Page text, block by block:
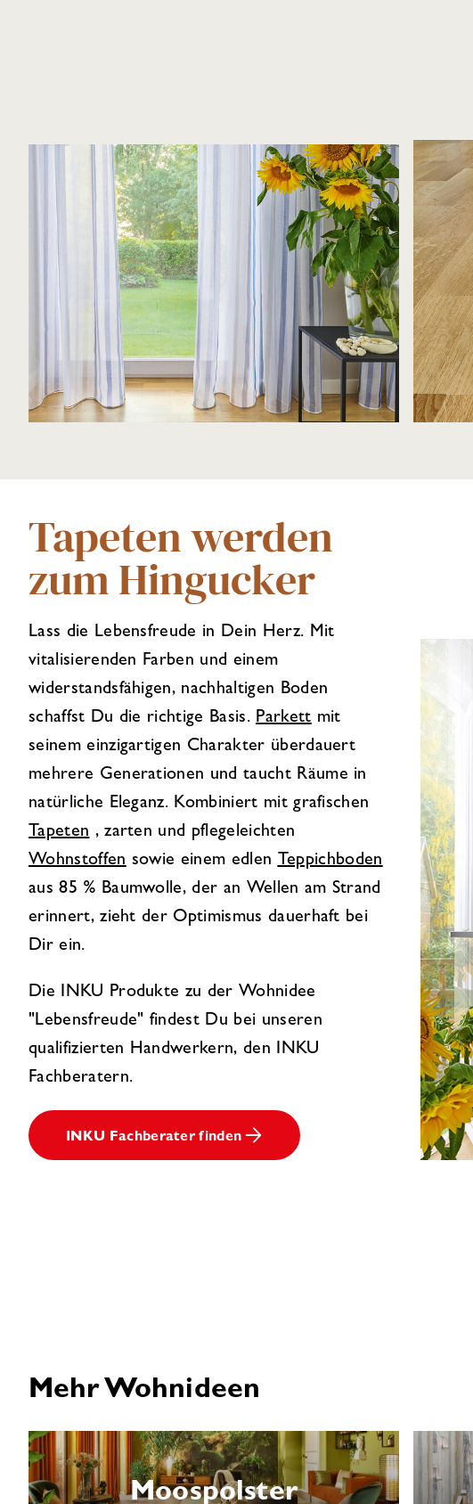
Tapeten werden
zum Hingucker
Lass die Lebensfreude in Dein Herz. Mit
vitalisierenden Farben und einem
widerstandsfähigen, nachhaltigen Boden
schaffst Du die richtige Basis. Parkett mit
seinem einzigartigen Charakter überdauert
mehrere Generationen und taucht Räume in
natürliche Eleganz. Kombiniert mit grafischen
Tapeten , zarten und pflegeleichten
Wohnstoffen sowie einem edlen
Teppichboden
aus 85 % Baumwolle, der an Wellen am Strand
erinnert, zieht der Optimismus dauerhaft bei
Dir ein.
Die INKU Produkte zu der Wohnidee
"Lebensfreude" findest Du bei unseren
qualifizierten Handwerkern, den INKU
Fachberatern.
INKU Fachberater finden
Mehr Wohnideen
Moospolster